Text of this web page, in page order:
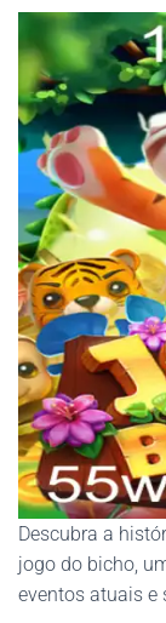
Descubra a
jogo do bicho,
eventos atuais e